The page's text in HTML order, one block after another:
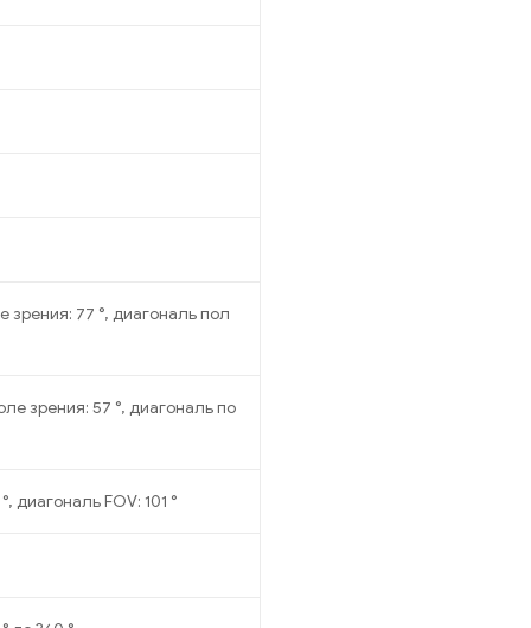
зрения: 77 °, диагональ пол
зрения: 57 °, диагональ по
диагональ FOV: 101 °